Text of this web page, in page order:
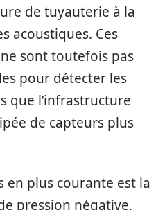
de tuyauterie à la
acoustiques. Ces
sont toutefois pas
pour détecter les
que l’infrastructure
de capteurs plus
en plus courante est la
pression négative,